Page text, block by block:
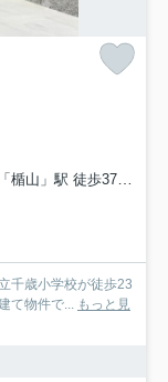
楯山」駅 徒歩37分
千歳小学校が徒歩23
て物件で... もっと見